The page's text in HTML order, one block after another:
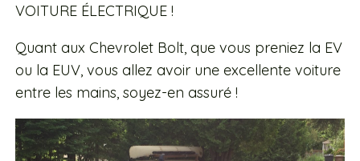
VOITURE ÉLECTRIQUE !
Quant aux Chevrolet Bolt, que vous preniez la EV
ou la EUV, vous allez avoir une excellente voiture
entre les mains, soyez-en assuré !